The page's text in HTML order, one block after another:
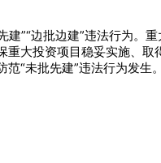
建”“边批边建”违法行为。
重大投资项目稳妥实施、
“未批先建”违法行为发生。